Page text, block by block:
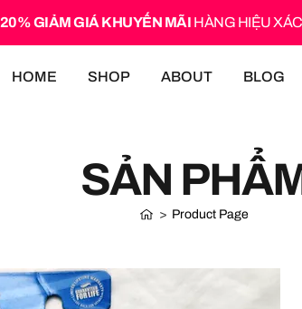
20% GIẢM GIÁ KHUYẾN MÃI HÀNG HIỆU
HOME SHOP ABOUT BLOG
SẢN
> Product Page